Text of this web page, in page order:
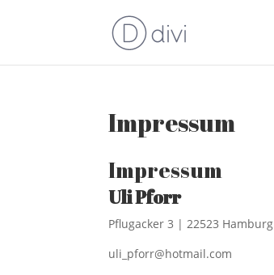
Impressum
Impressum
Uli Pforr
Pflugacker 3 | 22523 Hamburg
uli_pforr@hotmail.com